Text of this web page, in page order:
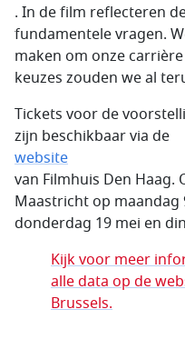
. In de film reflecteren
fundamentele vragen.
maken om onze
keuzes zouden we al
Tickets voor de
zijn beschikbaar via de
website
van Filmhuis Den
Maastricht op maandag
donderdag 19 mei en
Kijk voor meer
alle data op de
Brussels.